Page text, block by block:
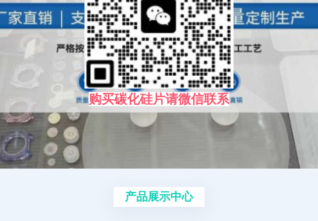
购买碳化硅片请微信联系
产品展示中心